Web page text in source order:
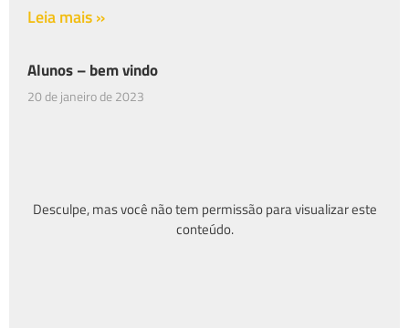
Leia mais »
Alunos – bem vindo
20 de janeiro de 2023
Desculpe, mas você não tem permissão para visualizar este
conteúdo.